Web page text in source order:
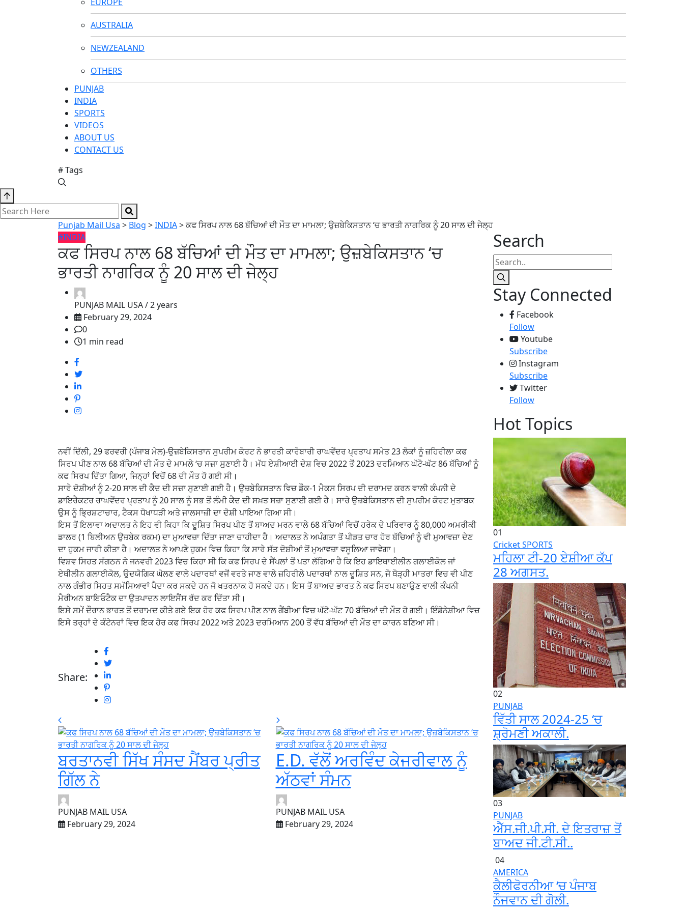
AUSTRALIA
NEWZEALAND
OTHERS
PUNJAB
INDIA
SPORTS
VIDEOS
ABOUT US
CONTACT US
# Tags
Punjab Mail Usa > Blog >INDIA>ਕਫ ਸਿਰਪ ਨਾਲ 68 ਬੱਚਿਆਂ ਦੀ ਮੌਤ ਦਾ ਮਾਮਲਾ; ਉਜ਼ਬੇਕਿਸਤਾਨ ‘ਚ ਭਾਰਤੀ ਨਾਗਰਿਕ ਨੂੰ 20 ਸਾਲ ਦੀ ਜੇਲ੍ਹ
#INDIA
ਕਫ ਸਿਰਪ ਨਾਲ 68 ਬੱਚਿਆਂ ਦੀ ਮੌਤ ਦਾ ਮਾਮਲਾ; ਉਜ਼ਬੇਕਿਸਤਾਨ ‘ਚ
ਭਾਰਤੀ ਨਾਗਰਿਕ ਨੂੰ 20 ਸਾਲ ਦੀ ਜੇਲ੍ਹ
PUNJAB MAIL USA /2 years
February 29, 2024
0
1 min read
ਨਵੀਂ ਦਿੱਲੀ, 29 ਫਰਵਰੀ (ਪੰਜਾਬ ਮੇਲ)-ਉਜ਼ਬੇਕਿਸਤਾਨ ਸੁਪਰੀਮ ਕੋਰਟ ਨੇ ਭਾਰਤੀ ਕਾਰੋਬਾਰੀ ਰਾਘਵੇਂਦਰ ਪ੍ਰਤਾਪ ਸਮੇਤ 23 ਲੋਕਾਂ ਨੂੰ ਜ਼ਹਿਰੀਲਾ ਕਫ
ਸਿਰਪ ਪੀਣ ਨਾਲ 68 ਬੱਚਿਆਂ ਦੀ ਮੌਤ ਦੇ ਮਾਮਲੇ ‘ਚ ਸਜ਼ਾ ਸੁਣਾਈ ਹੈ। ਮੱਧ ਏਸ਼ੀਆਈ ਦੇਸ਼ ਵਿਚ 2022 ਤੋਂ 2023 ਦਰਮਿਆਨ ਘੱਟੋ-ਘੱਟ 86 ਬੱਚਿਆਂ ਨੂੰ
ਕਫ ਸਿਰਪ ਦਿੱਤਾ ਗਿਆ, ਜਿਨ੍ਹਾਂ ਵਿਚੋਂ 68 ਦੀ ਮੌਤ ਹੋ ਗਈ ਸੀ।
ਸਾਰੇ ਦੋਸ਼ੀਆਂ ਨੂੰ 2-20 ਸਾਲ ਦੀ ਕੈਦ ਦੀ ਸਜ਼ਾ ਸੁਣਾਈ ਗਈ ਹੈ। ਉਜ਼ਬੇਕਿਸਤਾਨ ਵਿਚ ਡੌਕ-1 ਮੈਕਸ ਸਿਰਪ ਦੀ ਦਰਾਮਦ ਕਰਨ ਵਾਲੀ ਕੰਪਨੀ ਦੇ
ਡਾਇਰੈਕਟਰ ਰਾਘਵੇਂਦਰ ਪ੍ਰਤਾਪ ਨੂੰ 20 ਸਾਲ ਨੂੰ ਸਭ ਤੋਂ ਲੰਮੀ ਕੈਦ ਦੀ ਸਖ਼ਤ ਸਜ਼ਾ ਸੁਣਾਈ ਗਈ ਹੈ। ਸਾਰੇ ਉਜ਼ਬੇਕਿਸਤਾਨ ਦੀ ਸੁਪਰੀਮ ਕੋਰਟ ਮੁਤਾਬਕ
ਉਸ ਨੂੰ ਭ੍ਰਿਸ਼ਟਾਚਾਰ, ਟੈਕਸ ਧੋਖਾਧੜੀ ਅਤੇ ਜਾਲਸਾਜ਼ੀ ਦਾ ਦੋਸ਼ੀ ਪਾਇਆ ਗਿਆ ਸੀ।
ਇਸ ਤੋਂ ਇਲਾਵਾ ਅਦਾਲਤ ਨੇ ਇਹ ਵੀ ਕਿਹਾ ਕਿ ਦੂਸ਼ਿਤ ਸਿਰਪ ਪੀਣ ਤੋਂ ਬਾਅਦ ਮਰਨ ਵਾਲੇ 68 ਬੱਚਿਆਂ ਵਿਚੋਂ ਹਰੇਕ ਦੇ ਪਰਿਵਾਰ ਨੂੰ 80,000 ਅਮਰੀਕੀ
ਡਾਲਰ (1 ਬਿਲੀਅਨ ਉਜ਼ਬੇਕ ਰਕਮ) ਦਾ ਮੁਆਵਜ਼ਾ ਦਿੱਤਾ ਜਾਣਾ ਚਾਹੀਦਾ ਹੈ। ਅਦਾਲਤ ਨੇ ਅਪੰਗਤਾ ਤੋਂ ਪੀੜਤ ਚਾਰ ਹੋਰ ਬੱਚਿਆਂ ਨੂੰ ਵੀ ਮੁਆਵਜ਼ਾ ਦੇਣ
ਦਾ ਹੁਕਮ ਜਾਰੀ ਕੀਤਾ ਹੈ। ਅਦਾਲਤ ਨੇ ਆਪਣੇ ਹੁਕਮ ਵਿਚ ਕਿਹਾ ਕਿ ਸਾਰੇ ਸੱਤ ਦੋਸ਼ੀਆਂ ਤੋਂ ਮੁਆਵਜ਼ਾ ਵਸੂਲਿਆ ਜਾਵੇਗਾ।
ਵਿਸ਼ਵ ਸਿਹਤ ਸੰਗਠਨ ਨੇ ਜਨਵਰੀ 2023 ਵਿਚ ਕਿਹਾ ਸੀ ਕਿ ਕਫ ਸਿਰਪ ਦੇ ਸੈਂਪਲਾਂ ਤੋਂ ਪਤਾ ਲੱਗਿਆ ਹੈ ਕਿ ਇਹ ਡਾਇਥਾਈਲੀਨ ਗਲਾਈਕੋਲ ਜਾਂ
ਏਥੀਲੀਨ ਗਲਾਈਕੋਲ, ਉਦਯੋਗਿਕ ਘੋਲਣ ਵਾਲੇ ਪਦਾਰਥਾਂ ਵਜੋਂ ਵਰਤੇ ਜਾਣ ਵਾਲੇ ਜ਼ਹਿਰੀਲੇ ਪਦਾਰਥਾਂ ਨਾਲ ਦੂਸ਼ਿਤ ਸਨ, ਜੋ ਥੋੜ੍ਹੀ ਮਾਤਰਾ ਵਿਚ ਵੀ ਪੀਣ
ਨਾਲ ਗੰਭੀਰ ਸਿਹਤ ਸਮੱਸਿਆਵਾਂ ਪੈਦਾ ਕਰ ਸਕਦੇ ਹਨ ਜੋ ਖਤਰਨਾਕ ਹੋ ਸਕਦੇ ਹਨ। ਇਸ ਤੋਂ ਬਾਅਦ ਭਾਰਤ ਨੇ ਕਫ ਸਿਰਪ ਬਣਾਉਣ ਵਾਲੀ ਕੰਪਨੀ
ਮੈਰੀਅਨ ਬਾਇਓਟੈਕ ਦਾ ਉਤਪਾਦਨ ਲਾਇਸੈਂਸ ਰੱਦ ਕਰ ਦਿੱਤਾ ਸੀ।
ਇਸੇ ਸਮੇਂ ਦੌਰਾਨ ਭਾਰਤ ਤੋਂ ਦਰਾਮਦ ਕੀਤੇ ਗਏ ਇਕ ਹੋਰ ਕਫ ਸਿਰਪ ਪੀਣ ਨਾਲ ਗੈਂਬੀਆ ਵਿਚ ਘੱਟੋ-ਘੱਟ 70 ਬੱਚਿਆਂ ਦੀ ਮੌਤ ਹੋ ਗਈ। ਇੰਡੋਨੇਸ਼ੀਆ ਵਿਚ
ਇਸੇ ਤਰ੍ਹਾਂ ਦੇ ਕੰਟੇਨਰਾਂ ਵਿਚ ਇਕ ਹੋਰ ਕਫ ਸਿਰਪ 2022 ਅਤੇ 2023 ਦਰਮਿਆਨ 200 ਤੋਂ ਵੱਧ ਬੱਚਿਆਂ ਦੀ ਮੌਤ ਦਾ ਕਾਰਨ ਬਣਿਆ ਸੀ।
Share:
ਬਰਤਾਨਵੀ ਸਿੱਖ ਸੰਸਦ ਮੈਂਬਰ ਪ੍ਰੀਤ
ਗਿੱਲ ਨੇ
PUNJAB MAIL USA
February 29, 2024
E.D. ਵੱਲੋਂ ਅਰਵਿੰਦ ਕੇਜਰੀਵਾਲ ਨੂੰ
ਅੱਠਵਾਂ ਸੰਮਨ
PUNJAB MAIL USA
February 29, 2024
Search
Stay Connected
Facebook
Follow
Youtube
Subscribe
Instagram
Subscribe
Twitter
Follow
Hot Topics
01
CricketSPORTS
ਮਹਿਲਾ ਟੀ-20 ਏਸ਼ੀਆ ਕੱਪ
28 ਅਗਸਤ.
02
PUNJAB
ਵਿੱਤੀ ਸਾਲ 2024-25 ‘ਚ
ਸ਼੍ਰੋਮਣੀ ਅਕਾਲੀ.
03
PUNJAB
ਐੱਸ.ਜੀ.ਪੀ.ਸੀ. ਦੇ ਇਤਰਾਜ਼ ਤੋਂ
ਬਾਅਦ ਜੀ.ਟੀ.ਸੀ..
04
AMERICA
ਕੈਲੀਫੋਰਨੀਆ ‘ਚ ਪੰਜਾਬ
ਨੌਜਵਾਨ ਦੀ ਗੋਲੀ.